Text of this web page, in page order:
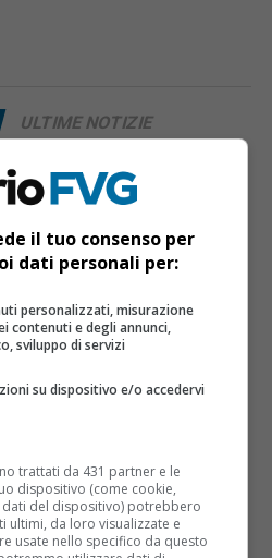
ULTIME NOTIZIE
cautela nell’Udinese: ecco tutte
15 ore fa
nei condomini, nuovo bando FVG
5 giorni fa
a 29 anni dopo la
Nord di Osoppo
poliziotti in Friuli-Venezia Giulia:
a Trieste
18 ore fa
ore scuotono la Croazia: la
il tuo consenso per
dati personali per:
personalizzati, misurazione
contenuti e degli annunci,
sviluppo di servizi
su dispositivo e/o accedervi
trattati da 431 partner e le
dispositivo (come cookie,
del dispositivo) potrebbero
ultimi, da loro visualizzate e
usate nello specifico da questo